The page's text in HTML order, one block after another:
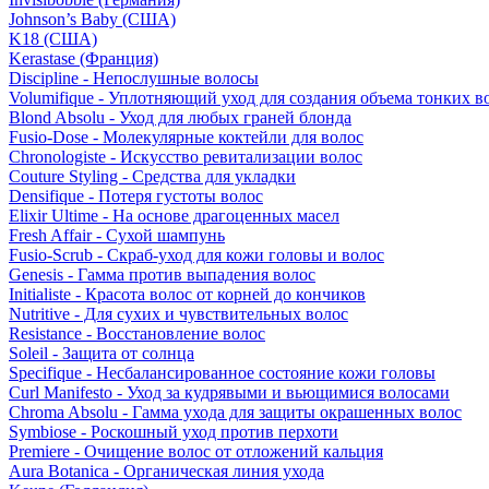
Johnson’s Baby (США)
K18 (США)
Kerastase (Франция)
Discipline - Непослушные волосы
Volumifique - Уплотняющий уход для создания объема тонких
Blond Absolu - Уход для любых граней блонда
Fusio-Dose - Молекулярные коктейли для волос
Chronologiste - Искусство ревитализации волос
Couture Styling - Средства для укладки
Densifique - Потеря густоты волос
Elixir Ultime - На основе драгоценных масел
Fresh Affair - Сухой шампунь
Fusio-Scrub - Скраб-уход для кожи головы и волос
Genesis - Гамма против выпадения волос
Initialiste - Красота волос от корней до кончиков
Nutritive - Для сухих и чувствительных волос
Resistance - Восстановление волос
Soleil - Защита от солнца
Specifique - Несбалансированное состояние кожи головы
Curl Manifesto - Уход за кудрявыми и вьющимися волосами
Chroma Absolu - Гамма ухода для защиты окрашенных волос
Symbiose - Роскошный уход против перхоти
Premiere - Очищение волос от отложений кальция
Aura Botanica - Органическая линия ухода